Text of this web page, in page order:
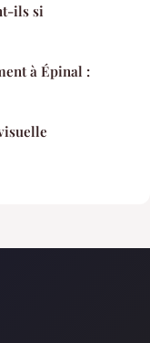
ils si
à Épinal :